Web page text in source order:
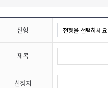
전형 전형을 선택하세요
제목
신청자